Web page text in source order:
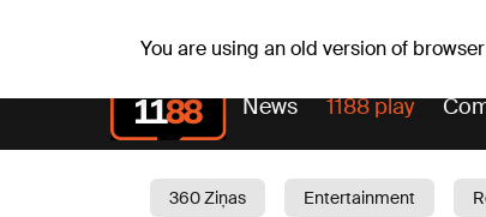
You are using an old version of
News 1188 play
360 Ziņas Entertainment